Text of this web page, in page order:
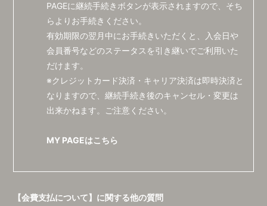
PAGEに継続手続きボタンが表示されますので、そち
らよりお手続きください。
有効期限の翌月中にお手続きいただくと、入会日や
会員番号などのステータスを引き継いでご利用いた
だけます。
※クレジットカード決済・キャリア決済は即時決済と
なりますので、継続手続き後のキャンセル・変更は
出来かねます。ご注意ください。
MY PAGEはこちら
【会費支払について】に関する他の質問